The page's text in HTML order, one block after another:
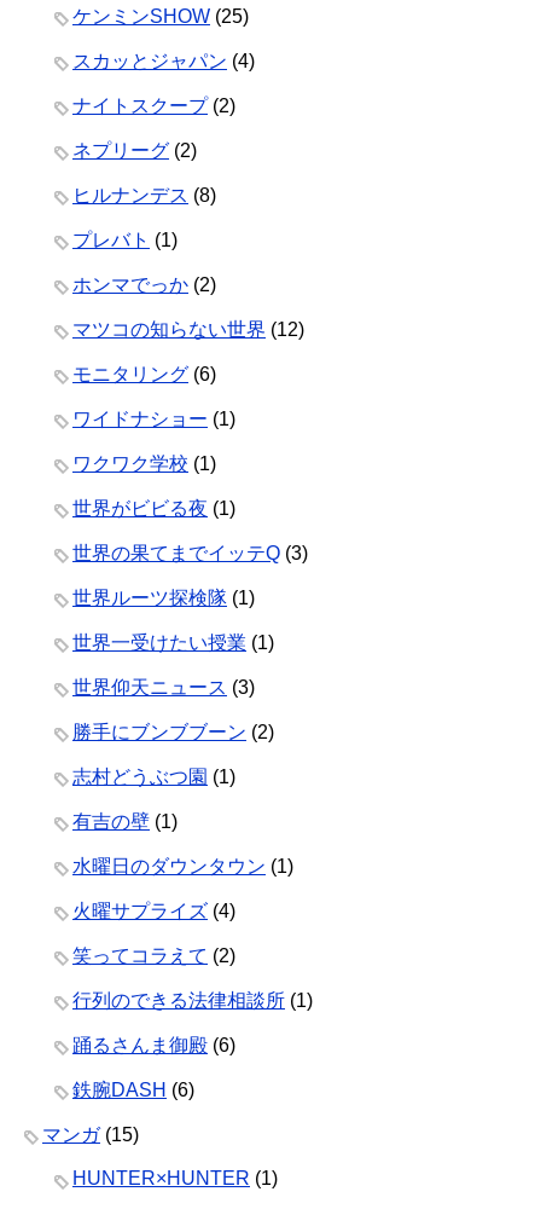
ケンミンSHOW (25)
スカッとジャパン (4)
ナイトスクープ(2)
ネプリーグ (2)
ヒルナンデス (8)
プレバト (1)
ホンマでっか (2)
マツコの知らない世界 (12)
モニタリング (6)
ワイドナショー (1)
ワクワク学校 (1)
世界がビビる夜 (1)
世界の果てまでイッテQ (3)
世界ルーツ探検隊 (1)
世界一受けたい授業 (1)
世界仰天ニュース (3)
勝手にブンブブーン (2)
志村どうぶつ園 (1)
有吉の壁 (1)
水曜日のダウンタウン (1)
火曜サプライズ (4)
笑ってコラえて (2)
行列のできる法律相談所 (1)
踊るさんま御殿 (6)
鉄腕DASH (6)
マンガ(15)
HUNTER×HUNTER (1)